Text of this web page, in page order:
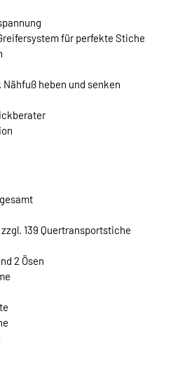
für perfekte Stiche
heben und senken
139 Quertransportstiche
2 Ösen